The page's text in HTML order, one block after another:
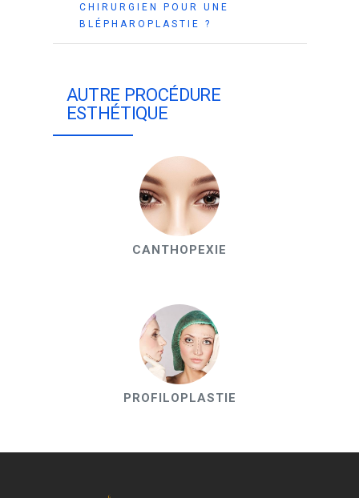
CHIRURGIEN POUR UNE
BLÉPHAROPLASTIE ?
AUTRE PROCÉDURE
ESTHÉTIQUE
CANTHOPEXIE
PROFILOPLASTIE